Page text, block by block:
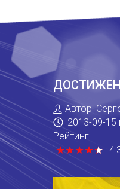
Автор:
2013-09-15
Рейтинг:
★★★★★
★★★★★